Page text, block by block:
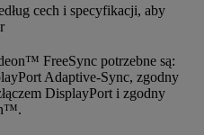
cech i specyfikacji, aby
FreeSync potrzebne są:
Adaptive-Sync, zgodny
DisplayPort i zgodny